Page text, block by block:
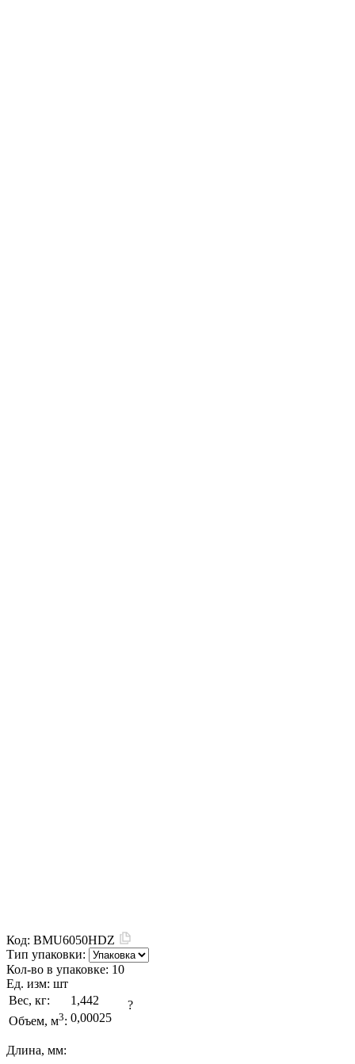
Код: BMU6050HDZ
Тип упаковки:
Кол-во в упаковке: 10
Ед. изм: шт
Вес, кг:
1,442
Объем, м3: 0,00025
?
Длина, мм: